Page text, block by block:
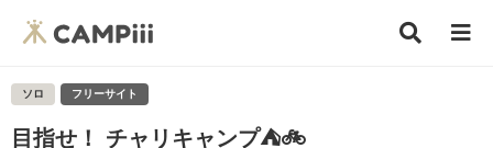
ソロ フリーサイト
目指せ！ チャリキャンプ⛺🚲